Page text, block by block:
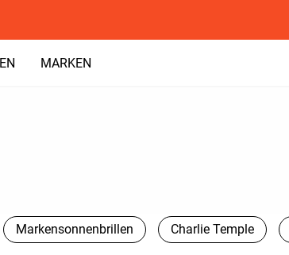
MARKEN
Markensonnenbrillen Charlie Temple